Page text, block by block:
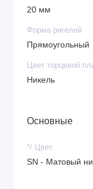
20 мм
Форма ригелей
Прямоугольный
Цвет торцевой
Никель
Основные
*/ Цвет
SN - Матовый